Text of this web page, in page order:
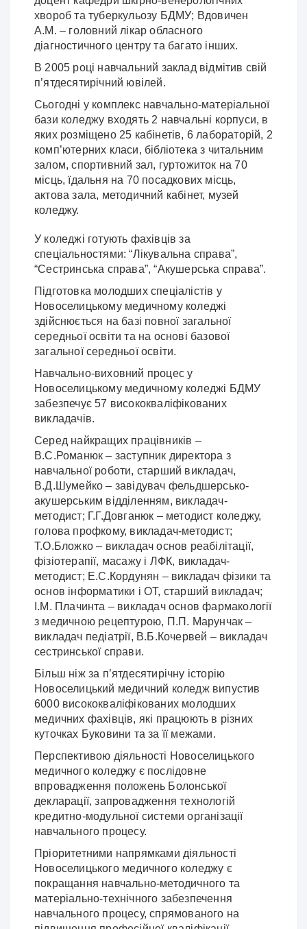
хвороб та туберкульозу БДМУ; Вдовичен
А.М. – головний лікар обласного
діагностичного центру та багато інших.
В 2005 році навчальний заклад відмітив свій
п’ятдесятирічний ювілей.
Сьогодні у комплекс навчально-матеріальної
бази коледжу входять 2 навчальні корпуси, в
яких розміщено 25 кабінетів, 6 лабораторій, 2
комп’ютерних класи, бібліотека з читальним
залом, спортивний зал, гуртожиток на 70
місць, їдальня на 70 посадкових місць,
актова зала, методичний кабінет, музей
коледжу.
У коледжі готують фахівців за
спеціальностями: “Лікувальна справа”,
“Сестринська справа”, “Акушерська справа”.
Підготовка молодших спеціалістів у
Новоселицькому медичному коледжі
здійснюється на базі повної загальної
середньої освіти та на основі базової
загальної середньої освіти.
Навчально-виховний процес у
Новоселицькому медичному коледжі БДМУ
забезпечує 57 висококваліфікованих
викладачів.
Серед найкращих працівників –
В.С.Романюк – заступник директора з
навчальної роботи, старший викладач,
В.Д.Шумейко – завідувач фельдшерсько-
акушерським відділенням, викладач-
методист; Г.Г.Довганюк – методист коледжу,
голова профкому, викладач-методист;
Т.О.Бложко – викладач основ реабілітації,
фізіотерапії, масажу і ЛФК, викладач-
методист; Е.С.Кордунян – викладач фізики та
основ інформатики і ОТ, старший викладач;
І.М. Плачинта – викладач основ фармакології
з медичною рецептурою, П.П. Марунчак –
викладач педіатрії, В.Б.Кочервей – викладач
сестринської справи.
Більш ніж за п’ятдесятирічну історію
Новоселицький медичний коледж випустив
6000 висококваліфікованих молодших
медичних фахівців, які працюють в різних
куточках Буковини та за її межами.
Перспективою діяльності Новоселицького
медичного коледжу є послідовне
впровадження положень Болонської
декларації, запровадження технологій
кредитно-модульної системи організації
навчального процесу.
Пріоритетними напрямками діяльності
Новоселицького медичного коледжу є
покращання навчально-методичного та
матеріально-технічного забезпечення
навчального процесу, спрямованого на